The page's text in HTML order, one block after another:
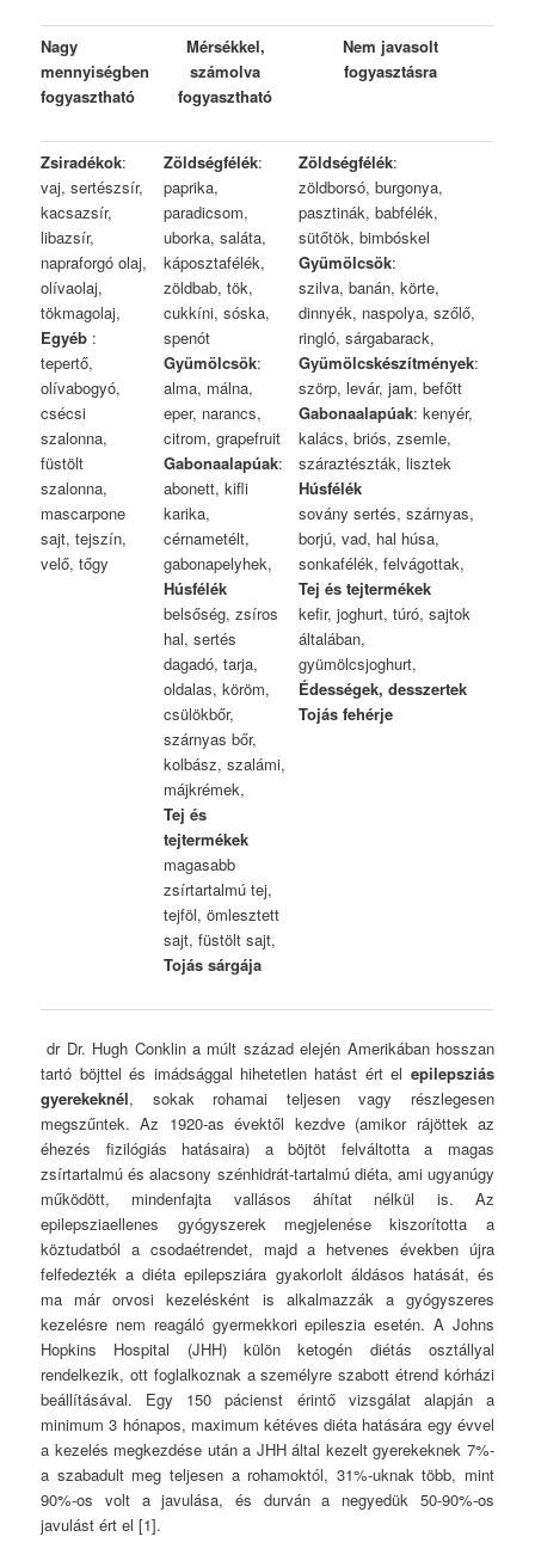
Nagy
mennyiségben
fogyasztható
Mérsékkel,
számolva
fogyasztható
Nem javasolt
fogyasztásra
Zsiradékok:
vaj, sertészsír,
kacsazsír,
libazsír,
napraforgó olaj,
olívaolaj,
tökmagolaj,
Egyéb :
tepertő,
olívabogyó,
csécsi
szalonna,
füstölt
szalonna,
mascarpone
sajt, tejszín,
velő, tőgy
Zöldségfélék:
paprika,
paradicsom,
uborka, saláta,
káposztafélék,
zöldbab, tök,
cukkíni, sóska,
spenót
Gyümölcsök:
alma, málna,
eper, narancs,
citrom, grapefruit
Gabonaalapúak:
abonett, kifli
karika,
cérnametélt,
gabonapelyhek,
Húsfélék
belsőség, zsíros
hal, sertés
dagadó, tarja,
oldalas, köröm,
csülökbőr,
szárnyas bőr,
kolbász, szalámi,
májkrémek,
Tej és
tejtermékek
magasabb
zsírtartalmú tej,
tejföl, ömlesztett
sajt, füstölt sajt,
Tojás sárgája
Zöldségfélék:
zöldborsó, burgonya,
pasztinák, babfélék,
sütőtök, bimbóskel
Gyümölcsök:
szilva, banán, körte,
dinnyék, naspolya, szőlő,
ringló, sárgabarack,
Gyümölcskészítmények:
szörp, levár, jam, befőtt
Gabonaalapúak: kenyér,
kalács, briós, zsemle,
száraztészták, lisztek
Húsfélék
sovány sertés, szárnyas,
borjú, vad, hal húsa,
sonkafélék, felvágottak,
Tej és tejtermékek
kefir, joghurt, túró, sajtok
általában,
gyümölcsjoghurt,
Édességek, desszertek
Tojás fehérje
dr Dr. Hugh Conklin a múlt század elején Amerikában hosszan
tartó böjttel és imádsággal hihetetlen hatást ért el epilepsziás
gyerekeknél, sokak rohamai teljesen vagy részlegesen
megszűntek. Az 1920-as évektől kezdve (amikor rájöttek az
éhezés fizilógiás hatásaira) a böjtöt felváltotta a magas
zsírtartalmú és alacsony szénhidrát-tartalmú diéta, ami ugyanúgy
működött, mindenfajta vallásos áhítat nélkül is. Az
epilepsziaellenes gyógyszerek megjelenése kiszorította a
köztudatból a csodaétrendet, majd a hetvenes években újra
felfedezték a diéta epilepsziára gyakorlolt áldásos hatását, és
ma már orvosi kezelésként is alkalmazzák a gyógyszeres
kezelésre nem reagáló gyermekkori epileszia esetén. A Johns
Hopkins Hospital (JHH) külön ketogén diétás osztállyal
rendelkezik, ott foglalkoznak a személyre szabott étrend kórházi
beállításával. Egy 150 pácienst érintő vizsgálat alapján a
minimum 3 hónapos, maximum kétéves diéta hatására egy évvel
a kezelés megkezdése után a JHH által kezelt gyerekeknek 7%-
a szabadult meg teljesen a rohamoktól, 31%-uknak több, mint
90%-os volt a javulása, és durván a negyedük 50-90%-os
javulást ért el [1].